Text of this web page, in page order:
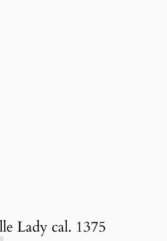
Lady cal. 1375